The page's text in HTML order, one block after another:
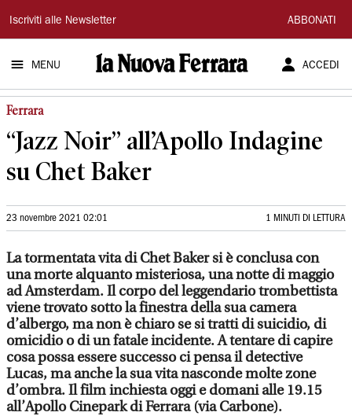
La
Nuova
Ferrara
Iscriviti alle Newsletter ABBONATI
MENU ACCEDI
Ferrara
“Jazz Noir” all’Apollo Indagine
su Chet Baker
23 novembre 2021 02:01 1 MINUTI DI LETTURA
La tormentata vita di Chet Baker si è conclusa con
una morte alquanto misteriosa, una notte di maggio
ad Amsterdam. Il corpo del leggendario trombettista
viene trovato sotto la finestra della sua camera
d’albergo, ma non è chiaro se si tratti di suicidio, di
omicidio o di un fatale incidente. A tentare di capire
cosa possa essere successo ci pensa il detective
Lucas, ma anche la sua vita nasconde molte zone
d’ombra. Il film inchiesta oggi e domani alle 19.15
all’Apollo Cinepark di Ferrara (via Carbone).